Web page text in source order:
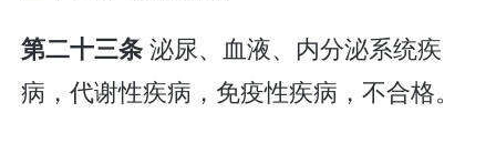
第二十三条泌尿、血液、内分泌系统疾
病，代谢性疾病，免疫性疾病，不合格。